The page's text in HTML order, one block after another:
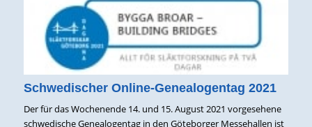
Schwedischer Online-Genealogentag 2021
Der für das Wochenende 14. und 15. August 2021 vorgesehene
schwedische Genealogentag in den Göteborger Messehallen ist